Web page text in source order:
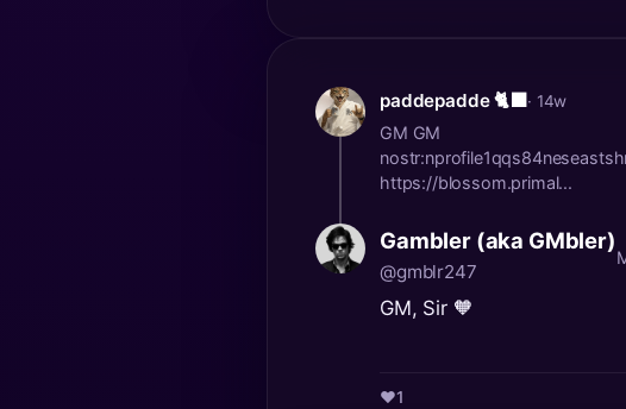
paddepadde 🐈‍⬛ · 14w
GM GM
https://blossom.primal...
Gambler (aka GMbler)
@gmblr247
GM, Sir 🧡
❤️1